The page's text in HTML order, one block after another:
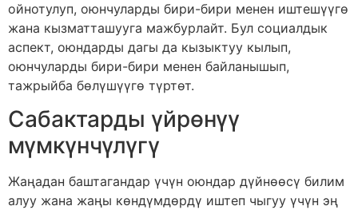
ойнотулуп, оюнчуларды бири-бири менен иштешүүгө
жана кызматташууга мажбурлайт. Бул социалдык
аспект, оюндарды дагы да кызыктуу кылып,
оюнчуларды бири-бири менен байланышып,
тажрыйба бөлүшүүгө түртөт.
Сабактарды үйрөнүү
мүмкүнчүлүгү
Жаңадан баштагандар үчүн оюндар дүйнөөсү билим
алуу жана жаңы көндүмдөрдү иштеп чыгуу үчүн эң